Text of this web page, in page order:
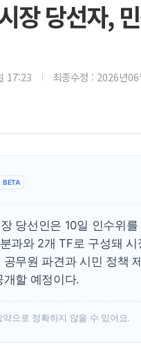
장 당선자,
17:23 최종수정 : 2026년
BETA
당선인은 10일 인수위
과와 2개 TF로 구성돼
공무원 파견과 시민 정책
할 예정이다.
약으로 정확하지 않을 수 있어요.